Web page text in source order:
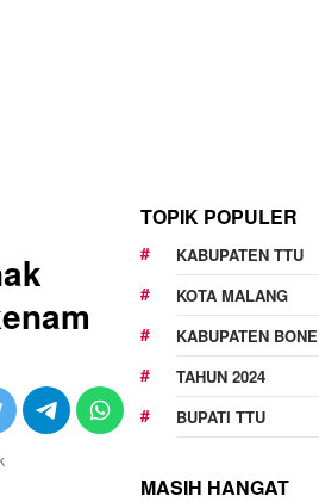
TOPIK POPULER
KABUPATEN TTU
KOTA MALANG
KABUPATEN BONE
TAHUN 2024
BUPATI TTU
MASIH HANGAT